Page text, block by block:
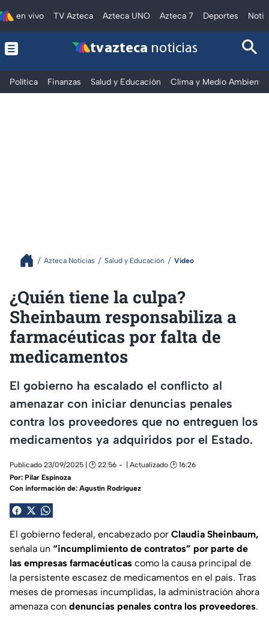
en vivo TV Azteca Azteca UNO Azteca 7 Deportes
tv azteca noticias
Política Finanzas Salud y Educación Clima y Medio Ambiente
Azteca Noticias Salud y Educación Video
¿Quién tiene la culpa?
Sheinbaum responsabiliza a
farmacéuticas por falta de
medicamentos
El gobierno ha escalado el conflicto al
amenazar con iniciar denuncias penales
contra los proveedores que no entreguen los
medicamentos ya adquiridos por el Estado.
Publicado 23/09/2025 | 🕑 22:56
| Actualizado 🕑 16:26
Por: Pilar Espinoza
Con información de: Agustín Rodríguez
El gobierno federal, encabezado por Claudia Sheinbaum,
señala un “incumplimiento de contratos” por parte de
las empresas farmacéuticas como la causa principal de
la persistente escasez de medicamentos en el país. Tras
meses de promesas incumplidas, la administración ahora
amenaza con denuncias penales contra los proveedores.